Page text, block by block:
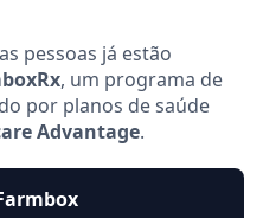
pessoas já estão
, um programa de
por planos de saúde
Advantage.